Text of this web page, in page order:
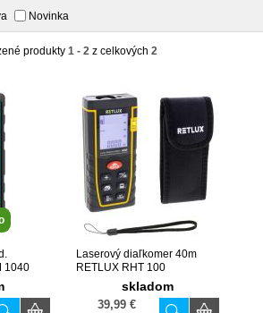
Novinka
produkty 1 - 2 z celkových 2
1040
Laserový diaľkomer 40m
RETLUX RHT 100
skladom
39,99 €